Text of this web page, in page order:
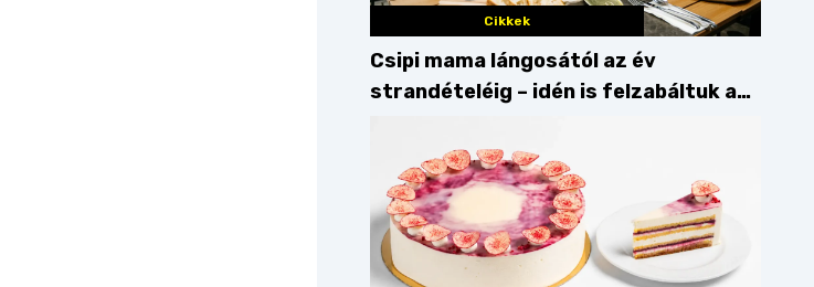
Cikkek
Csipi mama lángosától az év
strandételéig – idén is felzabáltuk a